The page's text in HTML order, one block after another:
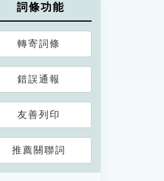
詞條功能
轉寄詞條
錯誤通報
友善列印
推薦關聯詞